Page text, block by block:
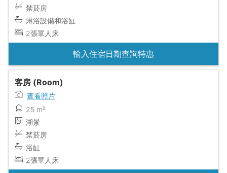
禁菸房
淋浴設備和浴缸
2張單人床
輸入住宿日期查詢特惠
客房 (Room)
查看照片
25 m²
湖景
禁菸房
浴缸
2張單人床